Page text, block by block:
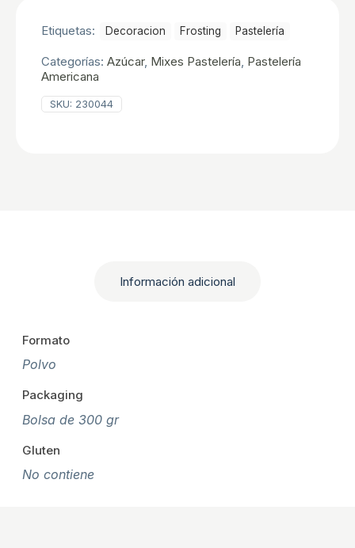
Etiquetas: Decoracion Frosting Pastelerí­a
Categorías: Azúcar, Mixes Pastelería, Pastelerí­a
Americana
SKU: 230044
Información adicional
Formato
Polvo
Packaging
Bolsa de 300 gr
Gluten
No contiene